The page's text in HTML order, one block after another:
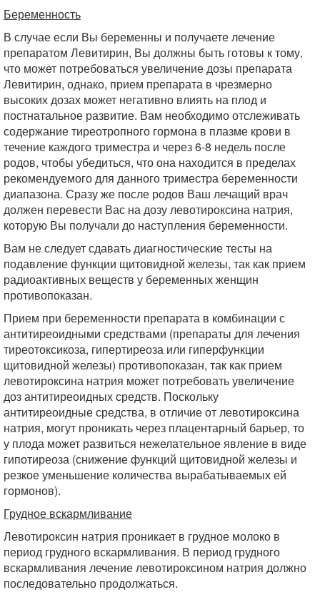
Беременность
В случае если Вы беременны и получаете лечение
препаратом Левитирин, Вы должны быть готовы к тому,
что может потребоваться увеличение дозы препарата
Левитирин, однако, прием препарата в чрезмерно
высоких дозах может негативно влиять на плод и
постнатальное развитие. Вам необходимо отслеживать
содержание тиреотропного гормона в плазме крови в
течение каждого триместра и через 6-8 недель после
родов, чтобы убедиться, что она находится в пределах
рекомендуемого для данного триместра беременности
диапазона. Сразу же после родов Ваш лечащий врач
должен перевести Вас на дозу левотироксина натрия,
которую Вы получали до наступления беременности.
Вам не следует сдавать диагностические тесты на
подавление функции щитовидной железы, так как прием
радиоактивных веществ у беременных женщин
противопоказан.
Прием при беременности препарата в комбинации с
антитиреоидными средствами (препараты для лечения
тиреотоксикоза, гипертиреоза или гиперфункции
щитовидной железы) противопоказан, так как прием
левотироксина натрия может потребовать увеличение
доз антитиреоидных средств. Поскольку
антитиреоидные средства, в отличие от левотироксина
натрия, могут проникать через плацентарный барьер, то
у плода может развиться нежелательное явление в виде
гипотиреоза (снижение функций щитовидной железы и
резкое уменьшение количества вырабатываемых ей
гормонов).
Грудное вскармливание
Левотироксин натрия проникает в грудное молоко в
период грудного вскармливания. В период грудного
вскармливания лечение левотироксином натрия должно
последовательно продолжаться.